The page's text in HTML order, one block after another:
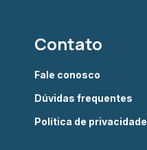
Contato
Fale conosco
Dúvidas frequentes
Política de privacidade